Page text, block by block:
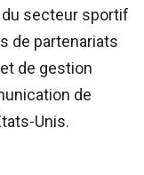
secteur sportif
de partenariats
de gestion
de
Unis.